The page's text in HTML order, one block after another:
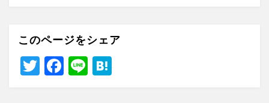
このページをシェア
T
F
Li